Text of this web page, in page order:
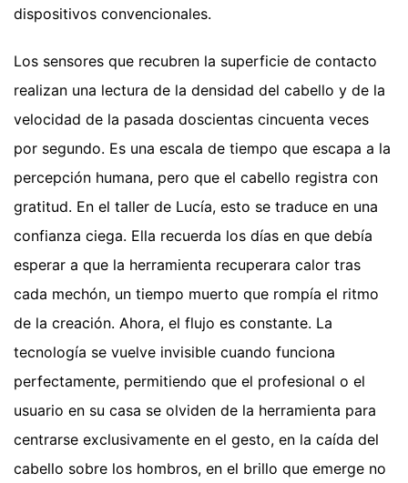
dispositivos convencionales.
Los sensores que recubren la superficie de contacto
realizan una lectura de la densidad del cabello y de la
velocidad de la pasada doscientas cincuenta veces
por segundo. Es una escala de tiempo que escapa a la
percepción humana, pero que el cabello registra con
gratitud. En el taller de Lucía, esto se traduce en una
confianza ciega. Ella recuerda los días en que debía
esperar a que la herramienta recuperara calor tras
cada mechón, un tiempo muerto que rompía el ritmo
de la creación. Ahora, el flujo es constante. La
tecnología se vuelve invisible cuando funciona
perfectamente, permitiendo que el profesional o el
usuario en su casa se olviden de la herramienta para
centrarse exclusivamente en el gesto, en la caída del
cabello sobre los hombros, en el brillo que emerge no